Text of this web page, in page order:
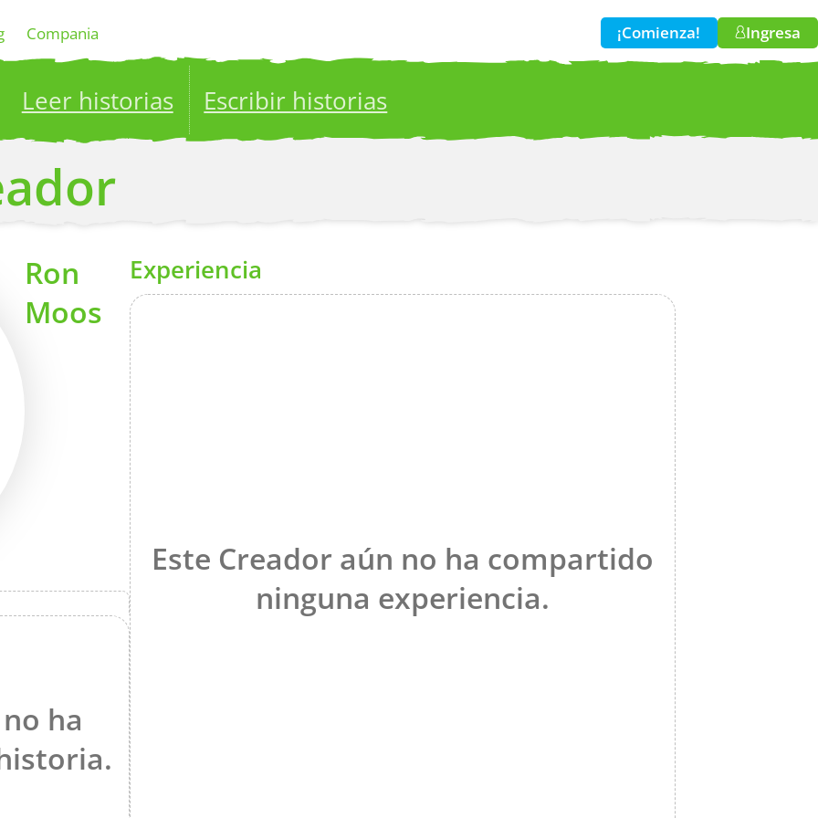
Compania ¡Comienza! Ingresa
Leer historias Escribir historias
your stories to a global audience.
Ron
Moos
ha
Experiencia
Este Creador aún no ha compartido
ninguna experiencia.